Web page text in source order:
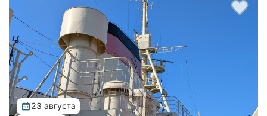
23 августа